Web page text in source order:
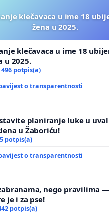
klečavaca u ime 18
žena u 2025.
klečavaca u ime 18
u 2025.
496 potpis(a)
o transparentnosti
planiranje luke u
u Žaboriću!
potpis(a)
o transparentnosti
nego pravilima —
je i za pse!
potpis(a)